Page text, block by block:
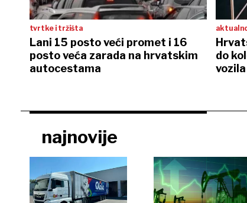
tvrtke i tržišta
Lani 15 posto veći promet i 16
posto veća zarada na hrvatskim
autocestama
do
najnovije